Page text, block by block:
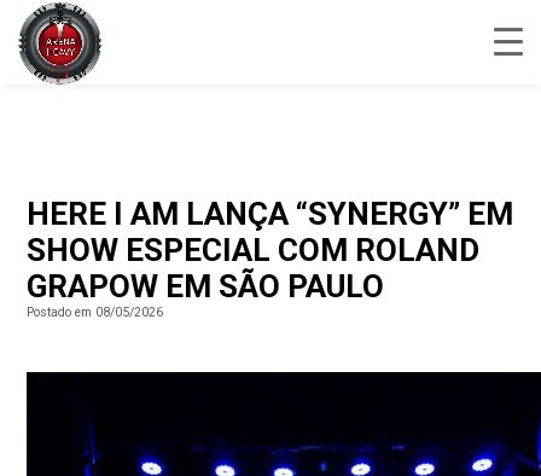
HERE I AM LANÇA “SYNERGY” EM
SHOW ESPECIAL COM ROLAND
GRAPOW EM SÃO PAULO
Postado em 08/05/2026